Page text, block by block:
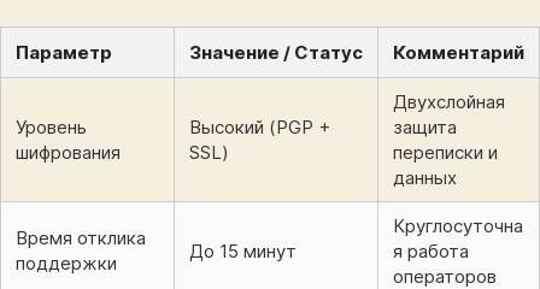
Параметр Значение / Статус Комментарий
Уровень
шифрования
Высокий (PGP +
SSL)
Двухслойная
защита
переписки и
данных
Время отклика
поддержки
До 15 минут
Круглосуточна
я работа
операторов